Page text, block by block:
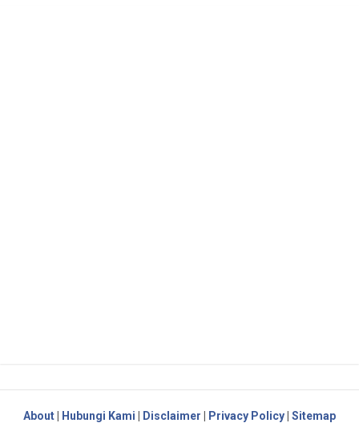
About Hubungi Kami Disclaimer Privacy Policy Sitemap